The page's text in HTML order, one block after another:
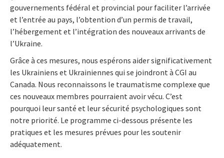
gouvernements fédéral et provincial pour faciliter l’arrivée
et l’entrée au pays, l’obtention d’un permis de travail,
l’hébergement et l’intégration des nouveaux arrivants de
l’Ukraine.
Grâce à ces mesures, nous espérons aider significativement
les Ukrainiens et Ukrainiennes qui se joindront à CGI au
Canada. Nous reconnaissons le traumatisme complexe que
ces nouveaux membres pourraient avoir vécu. C’est
pourquoi leur santé et leur sécurité psychologiques sont
notre priorité. Le programme ci-dessous présente les
pratiques et les mesures prévues pour les soutenir
adéquatement.